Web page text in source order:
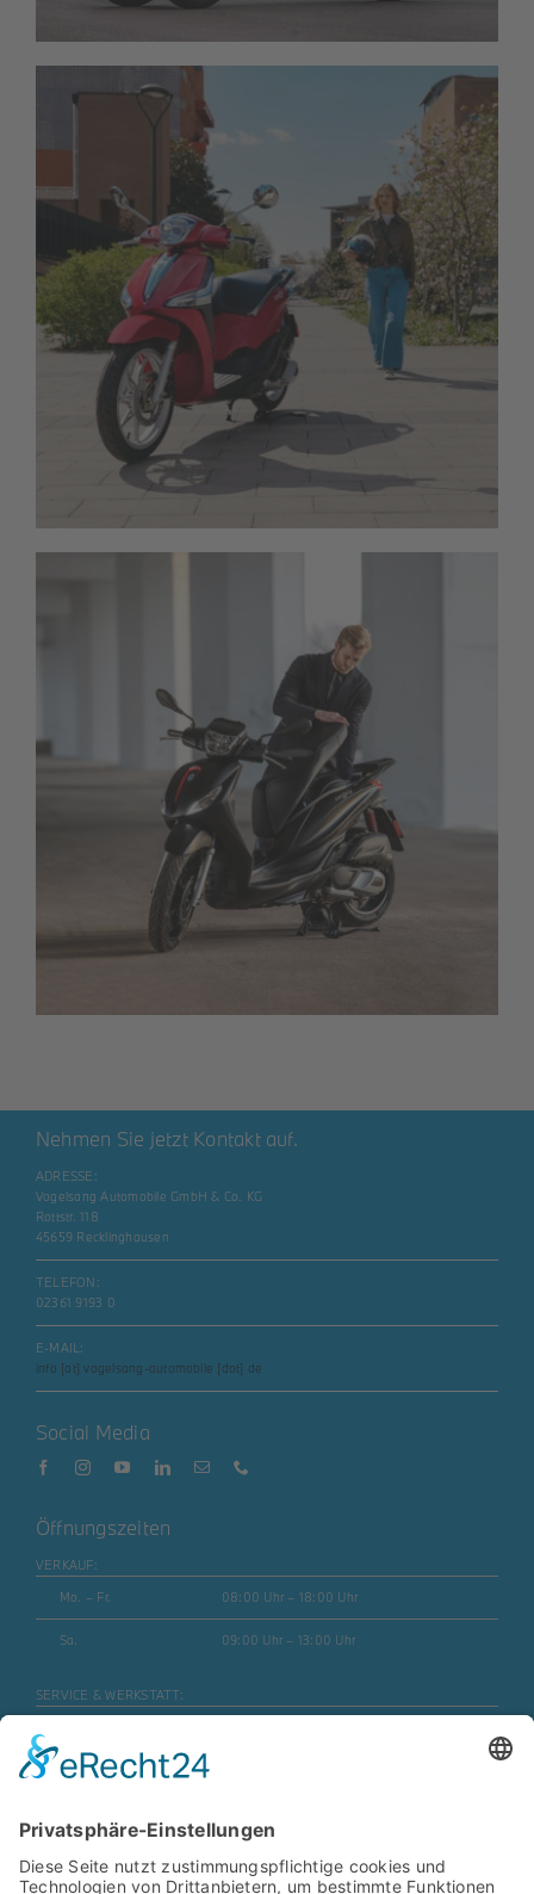
Nehmen Sie jetzt Kontakt auf.
ADRESSE:
Vogelsang Automobile GmbH & Co. KG
Rottstr. 118
45659 Recklinghausen
TELEFON:
02361 9193 0
E-MAIL:
info [at] vogelsang-automobile [dot] de
Social Media
Öffnungszeiten
VERKAUF:
Mo. – Fr.
08:00 Uhr – 18:00 Uhr
Sa. 09:00 Uhr – 13:00 Uhr
SERVICE & WERKSTATT:
Mo. – Fr. (Motorrad)
ERSATZTEILE & ZUBEHÖR: